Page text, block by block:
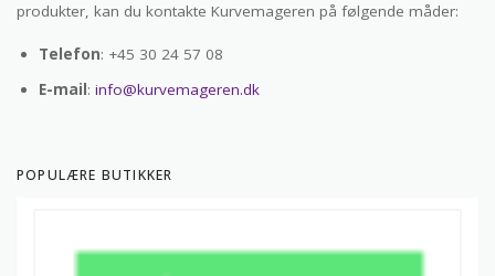
produkter, kan du kontakte Kurvemageren på følgende måder:
Telefon: +45 30 24 57 08
E-mail: info@kurvemageren.dk
POPULÆRE BUTIKKER